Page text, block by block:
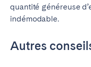
quantité généreuse
indémodable.
Autres